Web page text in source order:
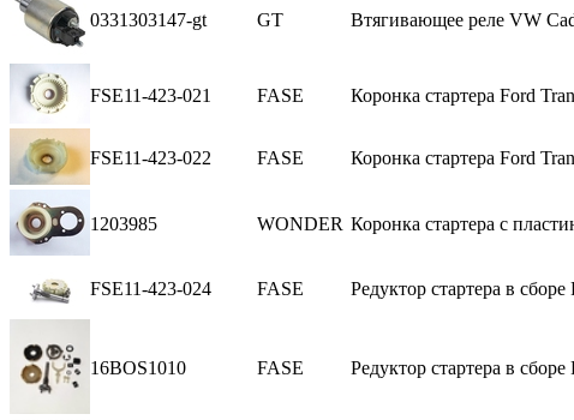
0331303147-gt GT Втягивающее реле VW
FSE11-423-021 FASE Коронка стартера Ford
FSE11-423-022 FASE Коронка стартера Ford
1203985 WONDER Коронка стартера с
FSE11-423-024 FASE Редуктор стартера в
16BOS1010 FASE Редуктор стартера в